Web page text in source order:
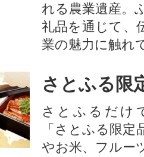
れる農業遺産。
礼品を通じて、
業の魅力に触れ
さとふる限
さとふるだけ
「さとふる限
やお米、フルー